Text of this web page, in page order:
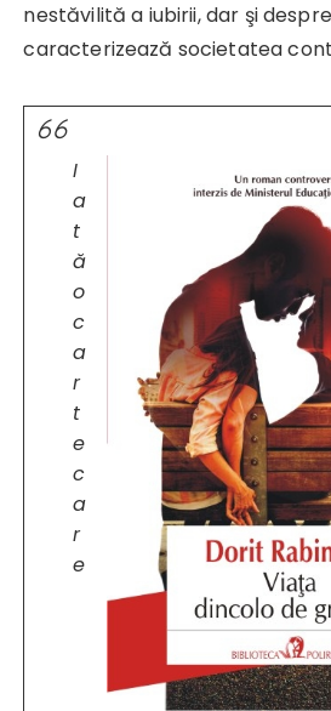
nestăvilită a iubirii, dar şi
caracterizează societatea
I
a
t
ă
o
c
a
r
t
e
c
a
r
e